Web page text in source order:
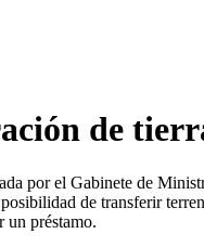
de
por el Gabinete de
de transferir
un préstamo.